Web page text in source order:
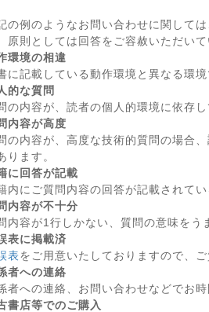
の例のようなお問い合わせに関して
原則としては回答をご容赦いただい
環境の相違
に記載している動作環境と異なる環
的な質問
の内容が、読者の個人的環境に依存
内容が高度
の内容が、高度な技術的質問の場合
ります。
に回答が記載
内にご質問内容の回答が記載されて
内容が不十分
内容が1行しかない、質問の意味をう
表に掲載済
表をご用意いたしておりますので、
者への連絡
者への連絡、お問い合わせなどでお
書店等でのご購入